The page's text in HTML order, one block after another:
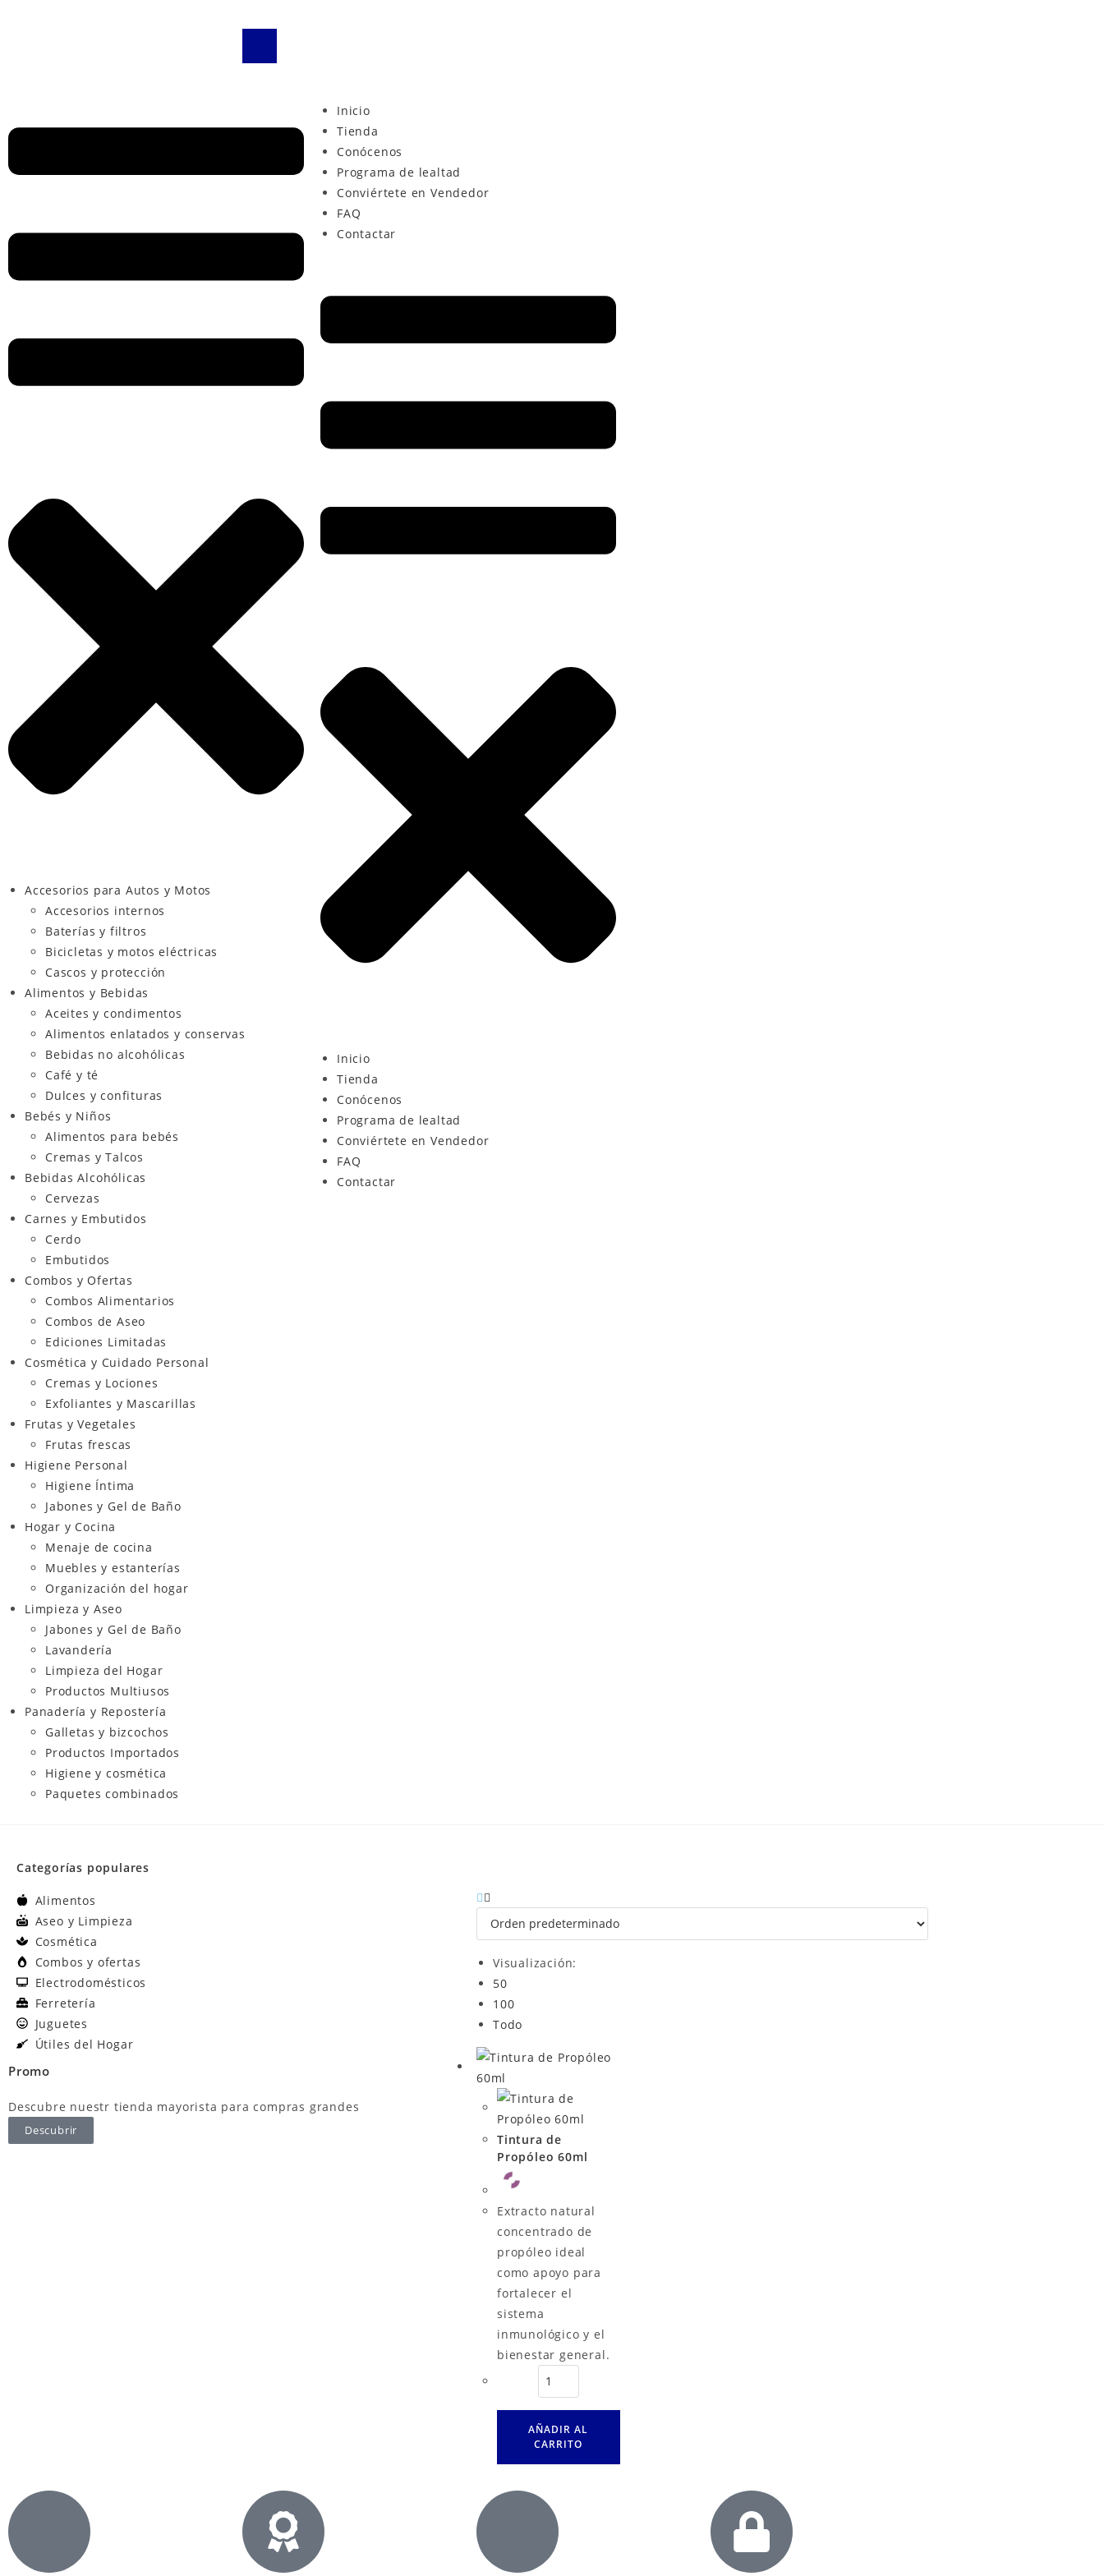
Accesorios para Autos y Motos
Accesorios internos
Baterías y filtros
Bicicletas y motos eléctricas
Cascos y protección
Alimentos y Bebidas
Aceites y condimentos
Alimentos enlatados y conservas
Bebidas no alcohólicas
Café y té
Dulces y confituras
Bebés y Niños
Alimentos para bebés
Cremas y Talcos
Bebidas Alcohólicas
Cervezas
Carnes y Embutidos
Cerdo
Embutidos
Combos y Ofertas
Combos Alimentarios
Combos de Aseo
Ediciones Limitadas
Cosmética y Cuidado Personal
Cremas y Lociones
Exfoliantes y Mascarillas
Frutas y Vegetales
Frutas frescas
Higiene Personal
Higiene Íntima
Jabones y Gel de Baño
Hogar y Cocina
Menaje de cocina
Muebles y estanterías
Organización del hogar
Limpieza y Aseo
Jabones y Gel de Baño
Lavandería
Limpieza del Hogar
Productos Multiusos
Panadería y Repostería
Galletas y bizcochos
Productos Importados
Higiene y cosmética
Paquetes combinados
Inicio
Tienda
Conócenos
Programa de lealtad
Conviértete en Vendedor
FAQ
Contactar
Inicio
Tienda
Conócenos
Programa de lealtad
Conviértete en Vendedor
FAQ
Contactar
Categorías populares
Alimentos
Aseo y Limpieza
Cosmética
Combos y ofertas
Electrodomésticos
Ferretería
Juguetes
Útiles del Hogar
Promo
Descubre nuestr tienda mayorista para compras grandes
Descubrir
Visualización:
50
100
Todo
Tintura de
Propóleo 60ml
Extracto natural
concentrado de
propóleo ideal
como apoyo para
fortalecer el
sistema
inmunológico y el
bienestar general.
AÑADIR AL
CARRITO